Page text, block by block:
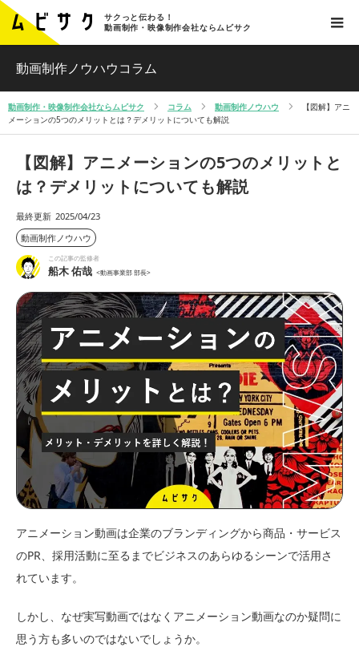
サクっと伝わる！
動画制作・映像制作会社ならムビサク
動画制作ノウハウコラム
動画制作・映像制作会社ならムビサク コラム 動画制作ノウハウ
【図解】アニ
メーションの5つのメリットとは？デメリットについても解説
【図解】アニメーションの5つのメリットと
は？デメリットについても解説
最終更新 2025/04/23
動画制作ノウハウ
この記事の監修者
船木 佑哉 <動画事業部 部長>
アニメーション動画は企業のブランディングから商品・サービス
のPR、採用活動に至るまでビジネスのあらゆるシーンで活用さ
れています。
しかし、なぜ実写動画ではなくアニメーション動画なのか疑問に
思う方も多いのではないでしょうか。